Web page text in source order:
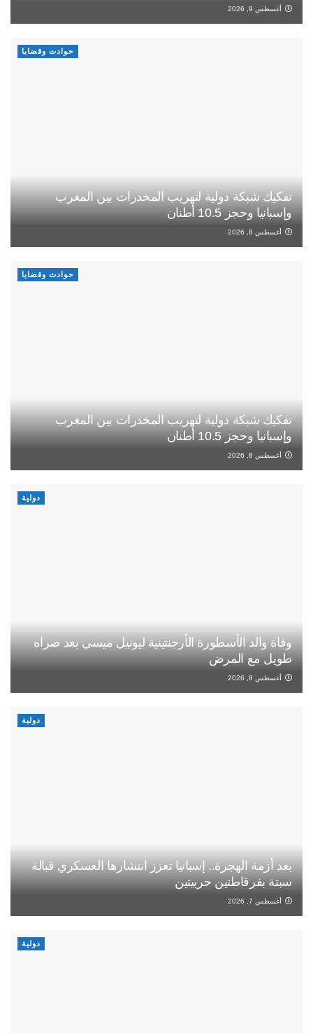
أغسطس 9, 2026
حوادث وقضايا
تفكيك شبكة دولية لتهريب المخدرات بين المغرب
وإسبانيا وحجز 10.5 أطنان
أغسطس 8, 2026
حوادث وقضايا
تفكيك شبكة دولية لتهريب المخدرات بين المغرب
وإسبانيا وحجز 10.5 أطنان
أغسطس 8, 2026
دولية
وفاة والد الأسطورة الأرجنتينية ليونيل ميسي بعد صراه
طويل مع المرض
أغسطس 8, 2026
دولية
بعد أزمة الهجرة.. إسبانيا تعزز انتشارها العسكري قبالة
سبتة بفرقاطتين حربيتين
أغسطس 7, 2026
دولية